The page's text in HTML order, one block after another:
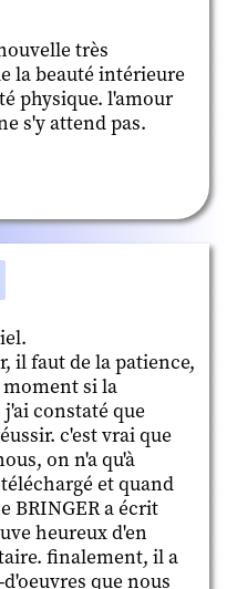
très
la beauté intérieure
physique. l'amour
s'y attend pas.
il faut de la patience,
si la
constaté que
c'est vrai que
on n'a qu'à
et quand
BRINGER a écrit
heureux d'en
finalement, il a
que nous